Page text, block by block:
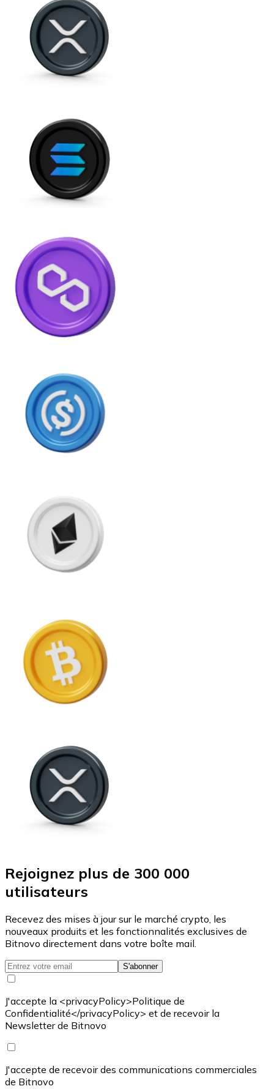
Rejoignez plus de 300 000
utilisateurs
Recevez des mises à jour sur le marché crypto, les
nouveaux produits et les fonctionnalités exclusives de
Bitnovo directement dans votre boîte mail.
S'abonner
J'accepte la <privacyPolicy>Politique de
Confidentialité</privacyPolicy> et de recevoir la
Newsletter de Bitnovo
J'accepte de recevoir des communications commerciales
de Bitnovo